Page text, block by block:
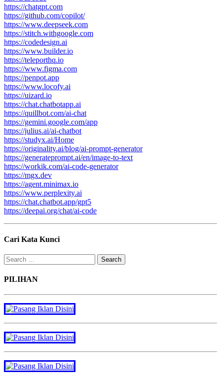
https://chatgpt.com
https://github.com/copilot/
https://www.deepseek.com
https://stitch.withgoogle.com
https://codedesign.ai
https://www.builder.io
https://teleporthq.io
https://www.figma.com
https://penpot.app
https://www.locofy.ai
https://uizard.io
https://chat.chatbotapp.ai
https://quillbot.com/ai-chat
https://gemini.google.com/app
https://julius.ai/ai-chatbot
https://studyx.ai/Home
https://originality.ai/blog/ai-prompt-generator
https://generateprompt.ai/en/image-to-text
https://workik.com/ai-code-generator
https://mgx.dev
https://agent.minimax.io
https://www.perplexity.ai
https://chat.chatbot.app/gpt5
https://deepai.org/chat/ai-code
Cari Kata Kunci
Search
for:
PILIHAN